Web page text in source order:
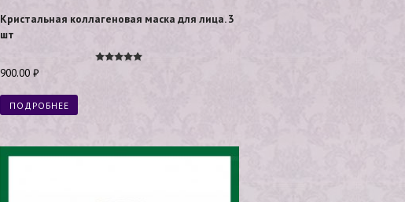
Кристальная коллагеновая маска для лица. 3
шт
900.00 ₽
ПОДРОБНЕЕ